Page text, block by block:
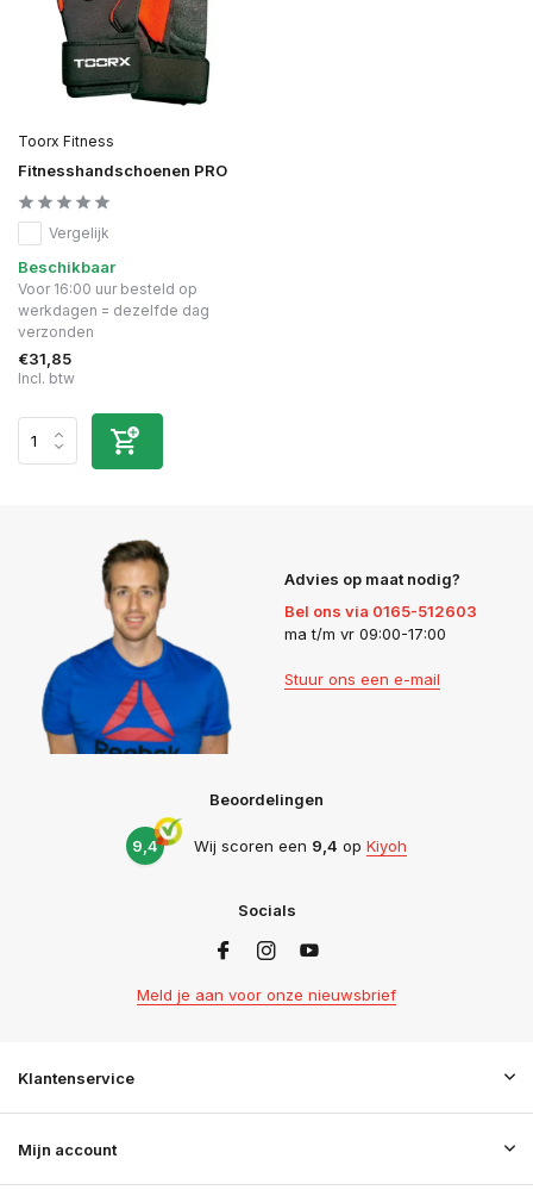
Toorx Fitness
Fitnesshandschoenen PRO
Vergelijk
Beschikbaar
Voor 16:00 uur besteld op
werkdagen = dezelfde dag
verzonden
€31,85
Incl. btw
Advies op maat nodig?
Bel ons via 0165-512603
ma t/m vr 09:00-17:00
Stuur ons een e-mail
Beoordelingen
9,4 Wij scoren een 9,4 op Kiyoh
Socials
Meld je aan voor onze nieuwsbrief
Klantenservice
Mijn account